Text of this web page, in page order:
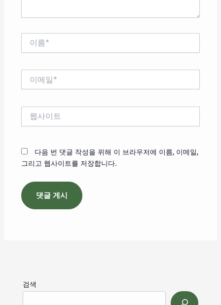
다음 번 댓글 작성을 위해 이 브라우저에 이름, 이메일,
그리고 웹사이트를 저장합니다.
검색